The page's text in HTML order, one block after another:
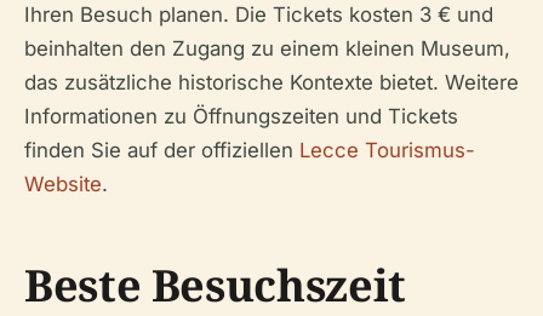
Ihren Besuch planen. Die Tickets kosten 3 € und
beinhalten den Zugang zu einem kleinen Museum,
das zusätzliche historische Kontexte bietet. Weitere
Informationen zu Öffnungszeiten und Tickets
finden Sie auf der offiziellen Lecce Tourismus-
Website.
Beste Besuchszeit